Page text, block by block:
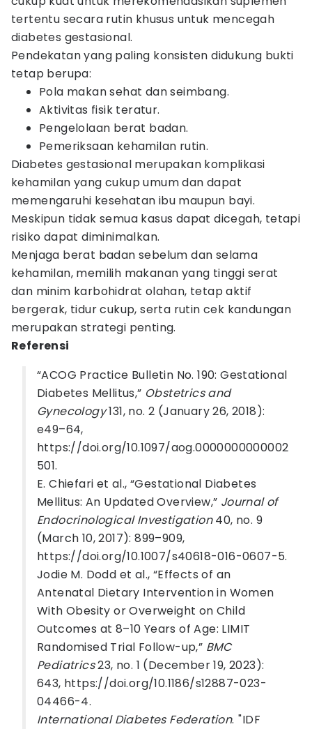
tertentu secara rutin khusus untuk mencegah
diabetes gestasional.
Pendekatan yang paling konsisten didukung bukti
tetap berupa:
Pola makan sehat dan seimbang.
Aktivitas fisik teratur.
Pengelolaan berat badan.
Pemeriksaan kehamilan rutin.
Diabetes gestasional merupakan komplikasi
kehamilan yang cukup umum dan dapat
memengaruhi kesehatan ibu maupun bayi.
Meskipun tidak semua kasus dapat dicegah, tetapi
risiko dapat diminimalkan.
Menjaga berat badan sebelum dan selama
kehamilan, memilih makanan yang tinggi serat
dan minim karbohidrat olahan, tetap aktif
bergerak, tidur cukup, serta rutin cek kandungan
merupakan strategi penting.
Referensi
“ACOG Practice Bulletin No. 190: Gestational
Diabetes Mellitus,” Obstetrics and
Gynecology131, no. 2 (January 26, 2018):
e49–64,
https://doi.org/10.1097/aog.0000000000002
501.
E. Chiefari et al., “Gestational Diabetes
Mellitus: An Updated Overview,” Journal of
Endocrinological Investigation40, no. 9
(March 10, 2017): 899–909,
https://doi.org/10.1007/s40618-016-0607-5.
Jodie M. Dodd et al., “Effects of an
Antenatal Dietary Intervention in Women
With Obesity or Overweight on Child
Outcomes at 8–10 Years of Age: LIMIT
Randomised Trial Follow-up,” BMC
Pediatrics23, no. 1 (December 19, 2023):
643, https://doi.org/10.1186/s12887-023-
04466-4.
International Diabetes Federation. "IDF